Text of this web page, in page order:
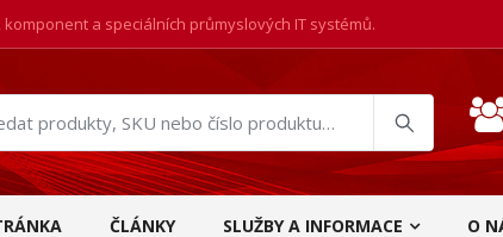
a speciálních průmyslových IT systémů.
ČLÁNKY SLUŽBY A INFORMACE O